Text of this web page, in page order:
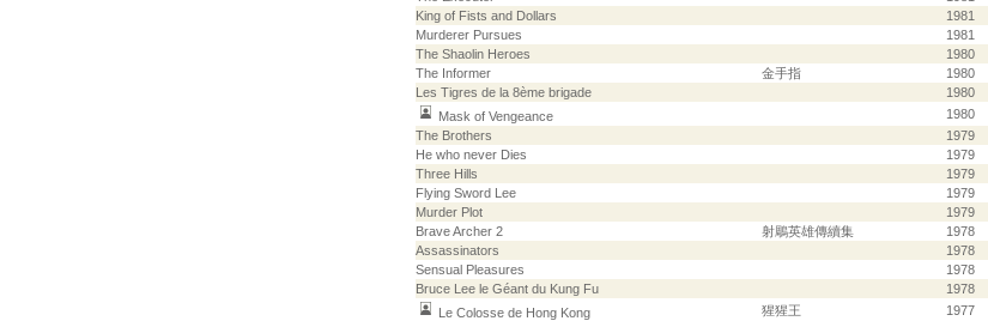
King of Fists and Dollars
1981
Murderer Pursues
1981
The Shaolin Heroes
1980
The Informer
金手指 1980
Les Tigres de la 8ème brigade
1980
Mask of Vengeance
1980
The Brothers
1979
He who never Dies
1979
Three Hills
1979
Flying Sword Lee
1979
Murder Plot
1979
Brave Archer 2
射鵰英雄傳續集 1978
Assassinators
1978
Sensual Pleasures
1978
Bruce Lee le Géant du Kung Fu
1978
Le Colosse de Hong Kong
猩猩王 1977